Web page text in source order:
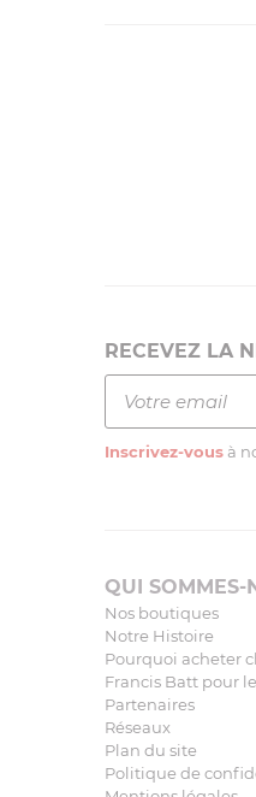
RECEVEZ LA
Inscrivez-vous à
QUI SOMMES-
Nos boutiques
Notre Histoire
Pourquoi acheter
Francis Batt pour
Partenaires
Réseaux
Plan du site
Politique de